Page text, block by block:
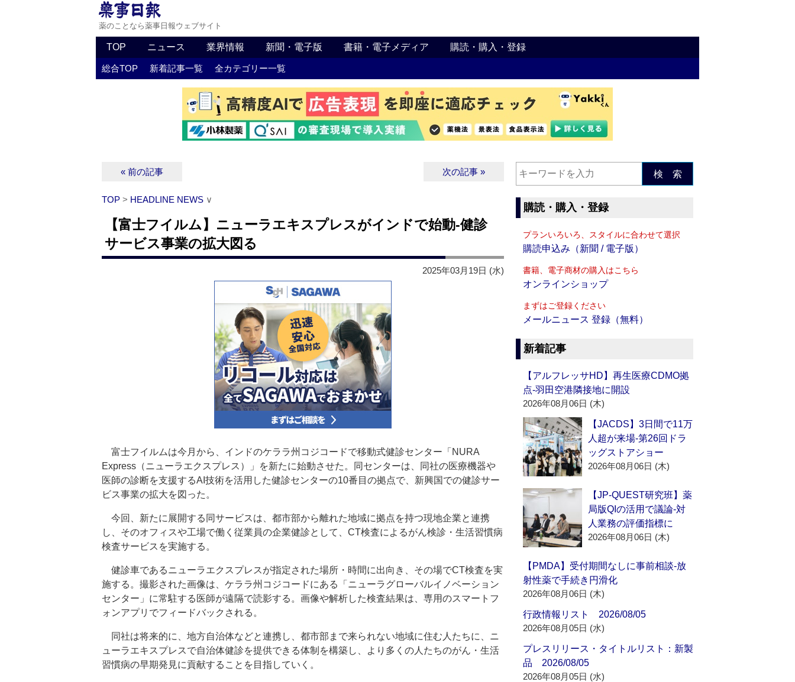
薬のことなら薬事日報ウェブサイト
TOP ニュース 業界情報 新聞・電子版 書籍・電子メディア 購読・購入・登録
総合TOP 新着記事一覧 全カテゴリー一覧
« 前の記事 次の記事 »
TOP > HEADLINE NEWS ∨
【富士フイルム】ニューラエキスプレスがインドで始動‐健診
サービス事業の拡大図る
2025年03月19日 (水)
富士フイルムは今月から、インドのケララ州コジコードで移動式健診センター「NURA
Express（ニューラエクスプレス）」を新たに始動させた。同センターは、同社の医療機器や
医師の診断を支援するAI技術を活用した健診センターの10番目の拠点で、新興国での健診サー
ビス事業の拡大を図った。
今回、新たに展開する同サービスは、都市部から離れた地域に拠点を持つ現地企業と連携
し、そのオフィスや工場で働く従業員の企業健診として、CT検査によるがん検診・生活習慣病
検査サービスを実施する。
健診車であるニューラエクスプレスが指定された場所・時間に出向き、その場でCT検査を実
施する。撮影された画像は、ケララ州コジコードにある「ニューラグローバルイノベーション
センター」に常駐する医師が遠隔で読影する。画像や解析した検査結果は、専用のスマートフ
ォンアプリでフィードバックされる。
同社は将来的に、地方自治体などと連携し、都市部まで来られない地域に住む人たちに、ニ
ューラエキスプレスで自治体健診を提供できる体制を構築し、より多くの人たちのがん・生活
習慣病の早期発見に貢献することを目指していく。
検 索
購読・購入・登録
プランいろいろ、スタイルに合わせて選択
購読申込み（新聞 / 電子版）
書籍、電子商材の購入はこちら
オンラインショップ
まずはご登録ください
メールニュース 登録（無料）
新着記事
【アルフレッサHD】再生医療CDMO拠
点‐羽田空港隣接地に開設
2026年08月06日 (木)
【JACDS】3日間で11万
人超が来場‐第26回ドラ
ッグストアショー
2026年08月06日 (木)
【JP-QUEST研究班】薬
局版QIの活用で議論‐対
人業務の評価指標に
2026年08月06日 (木)
【PMDA】受付期間なしに事前相談‐放
射性薬で手続き円滑化
2026年08月06日 (木)
行政情報リスト 2026/08/05
2026年08月05日 (水)
プレスリリース・タイトルリスト：新製
品 2026/08/05
2026年08月05日 (水)